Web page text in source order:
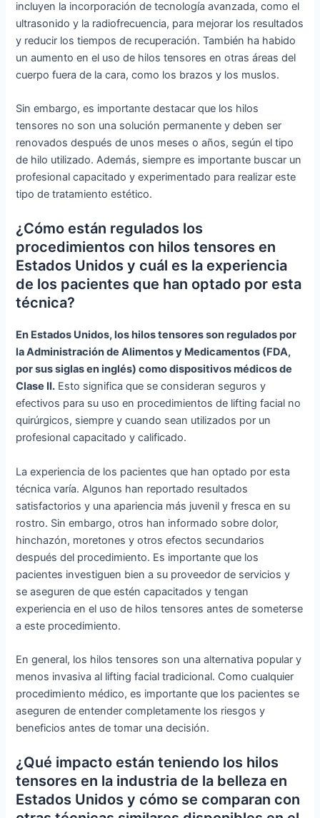
incluyen la incorporación de tecnología avanzada, como el
ultrasonido y la radiofrecuencia, para mejorar los resultados
y reducir los tiempos de recuperación. También ha habido
un aumento en el uso de hilos tensores en otras áreas del
cuerpo fuera de la cara, como los brazos y los muslos.
Sin embargo, es importante destacar que los hilos
tensores no son una solución permanente y deben ser
renovados después de unos meses o años, según el tipo
de hilo utilizado. Además, siempre es importante buscar un
profesional capacitado y experimentado para realizar este
tipo de tratamiento estético.
¿Cómo están regulados los
procedimientos con hilos tensores en
Estados Unidos y cuál es la experiencia
de los pacientes que han optado por esta
técnica?
En Estados Unidos, los hilos tensores son regulados por
la Administración de Alimentos y Medicamentos (FDA,
por sus siglas en inglés) como dispositivos médicos de
Clase II. Esto significa que se consideran seguros y
efectivos para su uso en procedimientos de lifting facial no
quirúrgicos, siempre y cuando sean utilizados por un
profesional capacitado y calificado.
La experiencia de los pacientes que han optado por esta
técnica varía. Algunos han reportado resultados
satisfactorios y una apariencia más juvenil y fresca en su
rostro. Sin embargo, otros han informado sobre dolor,
hinchazón, moretones y otros efectos secundarios
después del procedimiento. Es importante que los
pacientes investiguen bien a su proveedor de servicios y
se aseguren de que estén capacitados y tengan
experiencia en el uso de hilos tensores antes de someterse
a este procedimiento.
En general, los hilos tensores son una alternativa popular y
menos invasiva al lifting facial tradicional. Como cualquier
procedimiento médico, es importante que los pacientes se
aseguren de entender completamente los riesgos y
beneficios antes de tomar una decisión.
¿Qué impacto están teniendo los hilos
tensores en la industria de la belleza en
Estados Unidos y cómo se comparan con